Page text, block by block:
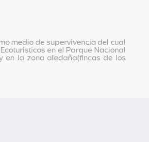
medio de supervivencia del cual
en el Parque Nacional
en la zona aledaña(fincas de los